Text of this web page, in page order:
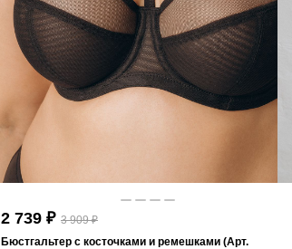
2 739 ₽ 3 909 ₽
Бюстгальтер с косточками и ремешками (Арт.